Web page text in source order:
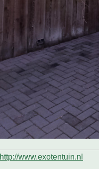
http://www.exotentuin.nl